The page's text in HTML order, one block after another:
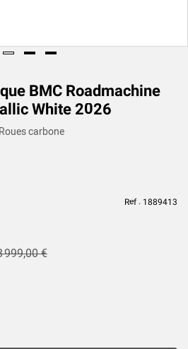
BMC Roadmachine
White 2026
carbone
Ref : 1889413
999,00 €